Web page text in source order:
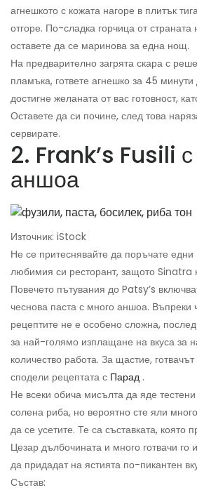
агнешкото с кожата нагоре в плитък
отгоре. По-сладка горчица от страната
оставете да се маринова за една нощ.
На предварително загрята скара с
пламъка, гответе агнешко за 45 минути
достигне желаната от вас готовност,
Оставете да си почине, след това
сервирате.
2. Frank’s Fusili
аншоа
Източник: iStock
Не се притеснявайте да поръчате
любимия си ресторант, защото Sinatra
Повечето пътувания до Patsy’s
чеснова паста с много аншоа. Въпреки
рецептите не е особено сложна,
за най-голямо изплащане на вкуса за
количество работа. За щастие,
сподели рецептата с Парад .
Не всеки обича мисълта да яде
солена риба, но вероятно сте яли
да се усетите. Те са съставката, която
Цезар дълбочината и много готвачи го
да придадат на ястията по-пикантен
Състав: